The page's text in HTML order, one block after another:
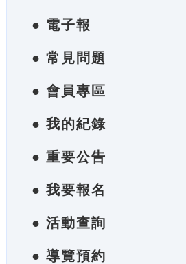
● 電子報
● 常見問題
● 會員專區
● 我的紀錄
● 重要公告
● 我要報名
● 活動查詢
● 導覽預約